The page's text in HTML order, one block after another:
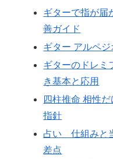
ギターで指が
善ガイド
ギター アルペ
ギターのドレミ
き基本と応用
四柱推命 相性
指針
占い 仕組みと
差点